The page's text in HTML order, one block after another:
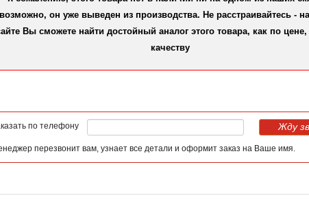
возможно, он уже выведен из производства. Не расстраивайтесь -
Вы сможете найти достойный аналог этого товара, как по цене,
качеству
по телефону Жду
перезвонит вам, узнает все детали и оформит заказ на Ваше имя.